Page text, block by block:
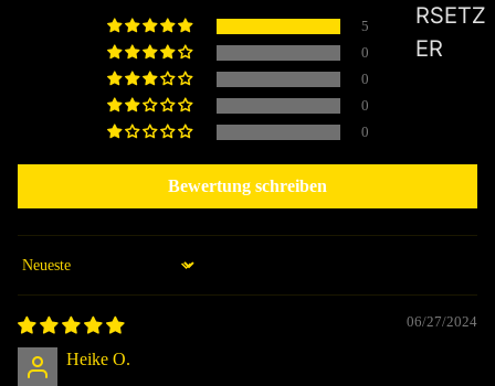
RSETZ
ER
5
0
0
0
0
Bewertung schreiben
Sort by
06/27/2024
Heike O.